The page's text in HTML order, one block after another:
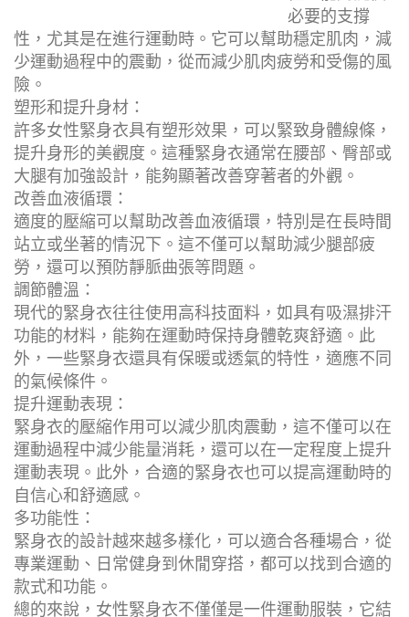
許多女性緊身衣具有塑形效果，可以緊致身體線條，
提升身形的美觀度。這種緊身衣通常在腰部、臀部或
大腿有加強設計，能夠顯著改善穿著者的外觀。
改善血液循環：
適度的壓縮可以幫助改善血液循環，特別是在長時間
站立或坐著的情況下。這不僅可以幫助減少腿部疲
勞，還可以預防靜脈曲張等問題。
調節體溫：
現代的緊身衣往往使用高科技面料，如具有吸濕排汗
功能的材料，能夠在運動時保持身體乾爽舒適。此
外，一些緊身衣還具有保暖或透氣的特性，適應不同
的氣候條件。
提升運動表現：
緊身衣的壓縮作用可以減少肌肉震動，這不僅可以在
運動過程中減少能量消耗，還可以在一定程度上提升
運動表現。此外，合適的緊身衣也可以提高運動時的
自信心和舒適感。
多功能性：
緊身衣的設計越來越多樣化，可以適合各種場合，從
專業運動、日常健身到休閒穿搭，都可以找到合適的
款式和功能。
總的來說，女性緊身衣不僅僅是一件運動服裝，它結
合了美觀、舒適和功能性，成為現代女性衣櫥中不可
或缺的一部分。无论是追求健康生活的運動愛好者，
還是需要日常舒適和支撐的普通消費者，都可以在緊
身衣中找到適合自己的選擇。